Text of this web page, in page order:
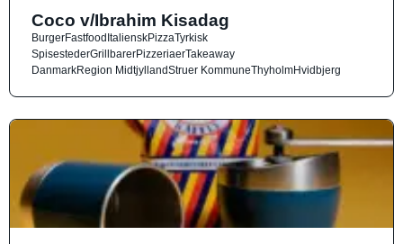
Coco v/Ibrahim Kisadag
BurgerFastfoodItalienskPizzaTyrkisk
SpisestederGrillbarerPizzeriaerTakeaway
DanmarkRegion MidtjyllandStruer KommuneThyholmHvidbjerg